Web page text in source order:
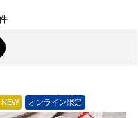
NEW オンライン限定